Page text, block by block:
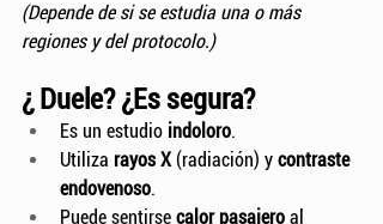
(Depende de si se estudia una o más
regiones y del protocolo.)
¿ Duele? ¿Es segura?
Es un estudio indoloro.
Utiliza rayos X (radiación) y contraste
endovenoso.
Puede sentirse calor pasajero al